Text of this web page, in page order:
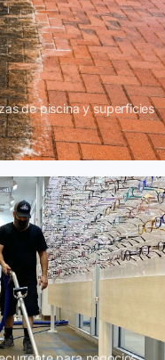
de piscina y superficies